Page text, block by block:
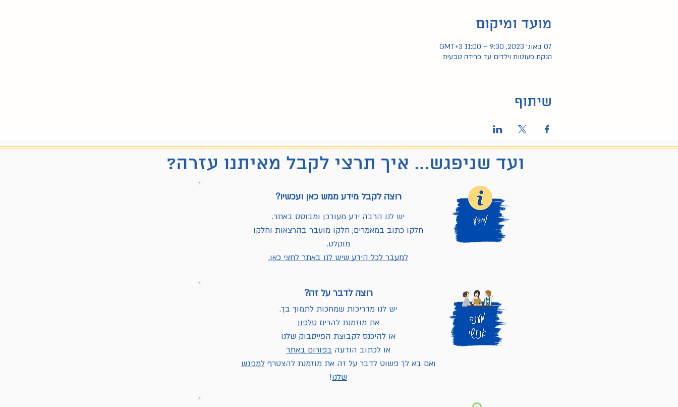
מועד ומיקום
07 באוג׳ 2023, 9:30 – 11:00 GMT‎+3‎
הנקת פעוטות וילדים עד פרידה טבעית
שיתוף
ועד שניפגש... איך תרצי לקבל מאיתנו עזרה?
רוצה לקבל מידע ממש כאן ועכשיו?
יש לנו הרבה ידע מעודכן ומבוסס באתר.
חלקו כתוב במאמרים, חלקו מועבר בהרצאות וחלקו
מוקלט.
למעבר לכל הידע שיש לנו באתר לחצי כאן.
רוצה לדבר על זה?
יש לנו מדריכות שמחכות לתמוך בך.
את מוזמנת להריםטלפון
או להיכנס לקבוצת הפייסבוק שלנו
או לכתוב הודעה בפורום באתר
ואם בא לך פשוט לדבר על זה את מוזמנת להצטרףלמפגש
שלנו!